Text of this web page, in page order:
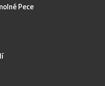
Pece